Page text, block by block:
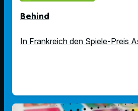
Behind
In Frankreich den Spiele-Preis